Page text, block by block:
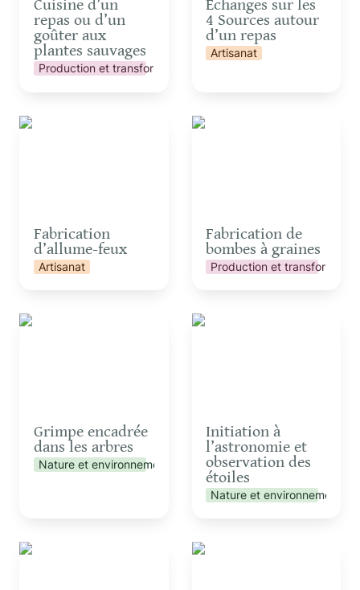
Cuisine d’un
repas ou d’un
goûter aux
plantes sauvages
Production et transformation
Echanges sur les
4 Sources autour
d’un repas
Artisanat
Fabrication d’allume-
Fabrication
d’allume-feux
Artisanat
Fabrication de bombes
Fabrication de
bombes à graines
Production et
Grimpe encadrée dans
Grimpe encadrée
dans les arbres
Nature et environnement
Initiation à l’astronomie
Initiation à
l’astronomie et
observation des
étoiles
Nature et environnement
Initiation à la soudure à
Initiation au Disc-golf